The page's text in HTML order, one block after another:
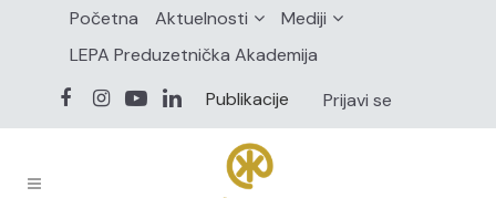
Početna Aktuelnosti
Mediji
LEPA Preduzetnička Akademija
Publikacije
Prijavi se